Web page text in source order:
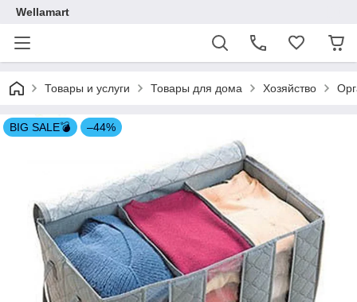
Wellamart
Товары и услуги Товары для дома Хозяйство
BIG SALE💣 –44%